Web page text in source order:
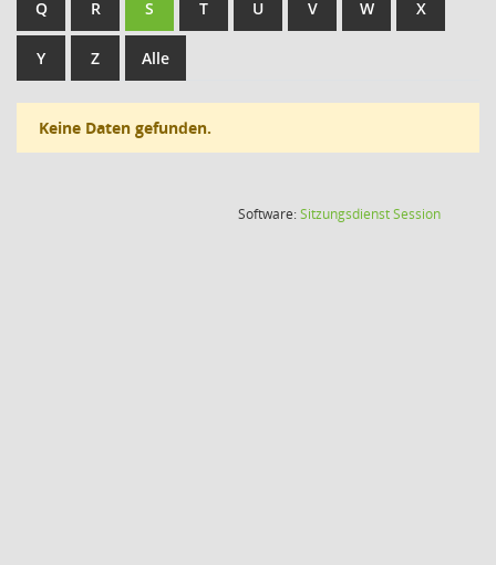
Q R S T U V W X
Y Z Alle
Keine Daten gefunden.
Software:SitzungsdienstSession(Wird in